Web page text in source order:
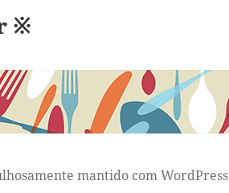
※
mantido com WordPress